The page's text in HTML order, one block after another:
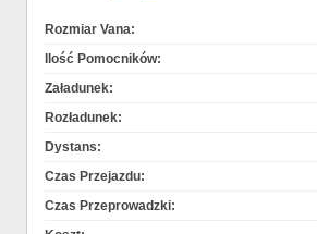
Rozmiar Vana:
Ilość Pomocników:
Załadunek:
Rozładunek:
Dystans:
Czas Przejazdu:
Czas Przeprowadzki: